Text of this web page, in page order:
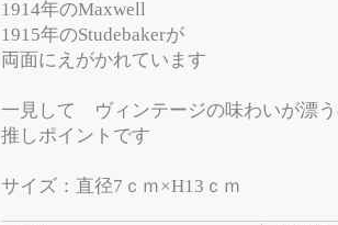
1914年のMaxwell
1915年のStudebakerが
両面にえがかれています
一見して ヴィンテージの味わいが漂
推しポイントです
サイズ：直径7ｃｍ×H13ｃｍ